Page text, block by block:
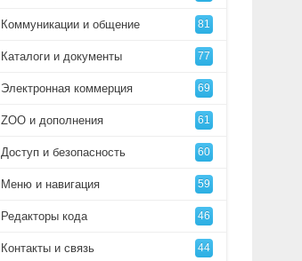
Коммуникации и общение 81
Каталоги и документы 77
Электронная коммерция 69
ZOO и дополнения 61
Доступ и безопасность 60
Меню и навигация 59
Редакторы кода 46
Контакты и связь 44